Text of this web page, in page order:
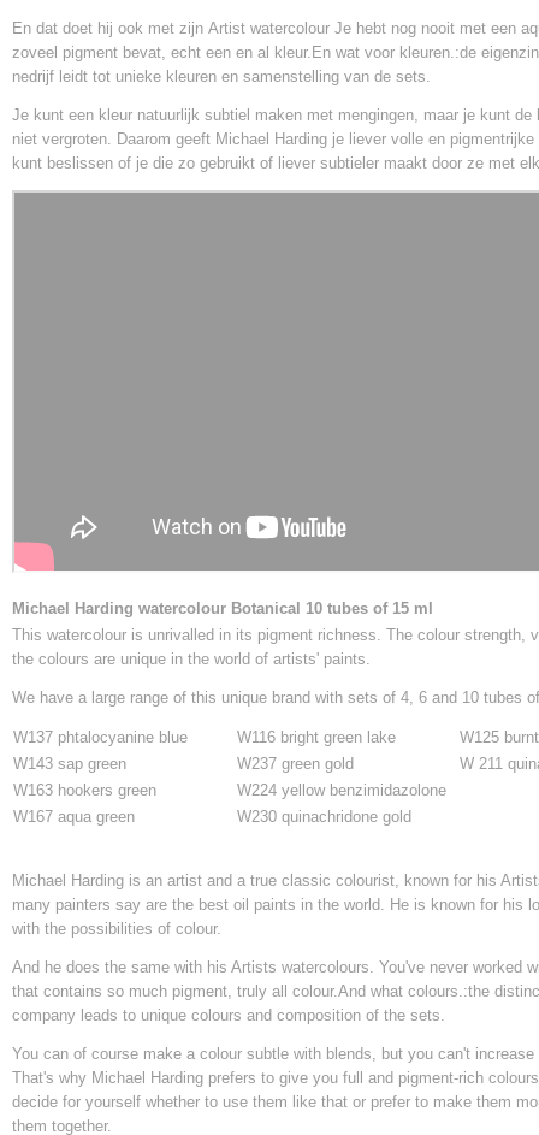
En dat doet hij ook met zijn Artist watercolour Je hebt nog nooit met een
zoveel pigment bevat, echt een en al kleur.En wat voor kleuren.:de
nedrijf leidt tot unieke kleuren en samenstelling van de sets.
Je kunt een kleur natuurlijk subtiel maken met mengingen, maar je kunt de
niet vergroten. Daarom geeft Michael Harding je liever volle en
kunt beslissen of je die zo gebruikt of liever subtieler maakt door ze met
Michael Harding watercolour Botanical 10 tubes of 15 ml
This watercolour is unrivalled in its pigment richness. The colour strength,
the colours are unique in the world of artists' paints.
We have a large range of this unique brand with sets of 4, 6 and 10 tubes
W137 phtalocyanine blue W116 bright green lake
W125
W143 sap green
W237 green gold
W 211
W163 hookers green
W224 yellow benzimidazolone
W167 aqua green
W230 quinachridone gold
Michael Harding is an artist and a true classic colourist, known for his
many painters say are the best oil paints in the world. He is known for his
with the possibilities of colour.
And he does the same with his Artists watercolours. You've never worked
that contains so much pigment, truly all colour.And what colours.:the
company leads to unique colours and composition of the sets.
You can of course make a colour subtle with blends, but you can't increase
That's why Michael Harding prefers to give you full and pigment-rich
decide for yourself whether to use them like that or prefer to make them
them together.